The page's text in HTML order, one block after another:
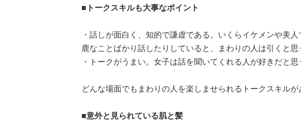
■トークスキルも大事なポイント
・話しが面白く、知的で謙虚である。いくらイケメンや美
鹿なことばかり話したりしていると、まわりの人は引くと思
・トークがうまい。女子は話を聞いてくれる人が好きだと思
どんな場面でもまわりの人を楽しませられるトークスキルが
■意外と見られている肌と髪